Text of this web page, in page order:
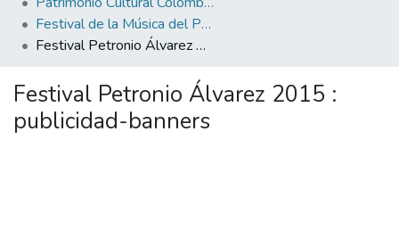
All of DSpace
Festival de la Música del Pacífico Petronio Álvarez
Festival Petronio Álvarez 2015 : publicidad-banners
Festival Petronio Álvarez 2015 :
publicidad-banners